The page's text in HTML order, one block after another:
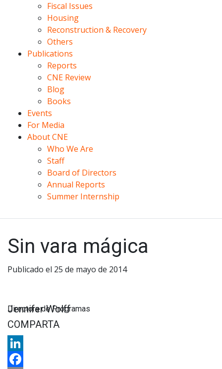
Fiscal Issues
Housing
Reconstruction & Recovery
Others
Publications
Reports
CNE Review
Blog
Books
Events
For Media
About CNE
Who We Are
Staff
Board of Directors
Annual Reports
Summer Internship
Sin vara mágica
Publicado el 25 de mayo de 2014
Jennifer Wolff
Directora de Programas
COMPARTA
LinkedIn